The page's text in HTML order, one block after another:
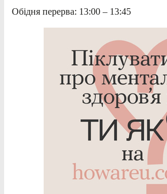
Обідня перерва: 13:00 – 13:45